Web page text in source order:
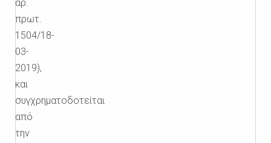
αρ.
πρωτ.
1504/18-
03-
2019),
και
συγχρηματοδοτείται
από
την